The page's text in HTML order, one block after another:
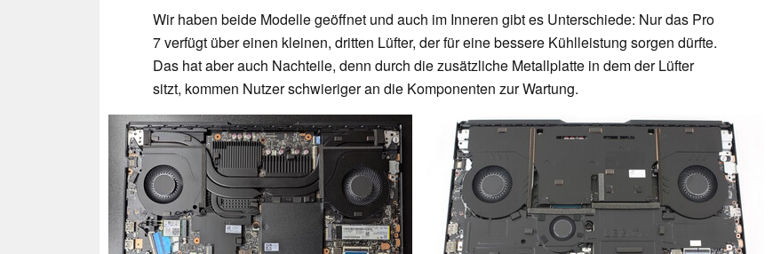
Wir haben beide Modelle geöffnet und auch im Inneren gibt es Unterschiede: Nur das Pro
7 verfügt über einen kleinen, dritten Lüfter, der für eine bessere Kühlleistung sorgen dürfte.
Das hat aber auch Nachteile, denn durch die zusätzliche Metallplatte in dem der Lüfter
sitzt, kommen Nutzer schwieriger an die Komponenten zur Wartung.